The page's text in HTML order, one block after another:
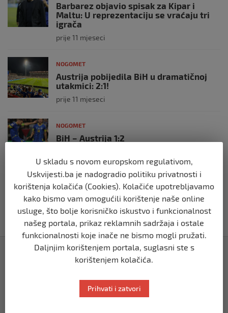
Barbarez objavio spisak za Kipar i
Maltu: U reprezentaciju se vraćaju tri
igrača
prije 11 mjeseci
NOGOMET
Austrija pobijedila BiH u dramatičnoj
utakmici: 2:1!
prije 11 mjeseci
NOGOMET
BiH – Austrija 1:2
Kraj prvog poluvremena: BiH i Austrija
bez pogodaka
prije 11 mjeseci
Izdvojeno
U skladu s novom europskom regulativom,
Uskvijesti.ba je nadogradio politiku privatnosti i
korištenja kolačića (Cookies). Kolačiće upotrebljavamo
kako bismo vam omogućili korištenje naše online
usluge, što bolje korisničko iskustvo i funkcionalnost
našeg portala, prikaz reklamnih sadržaja i ostale
funkcionalnosti koje inače ne bismo mogli pružati.
Daljnjim korištenjem portala, suglasni ste s
korištenjem kolačića.
Prihvati i zatvori